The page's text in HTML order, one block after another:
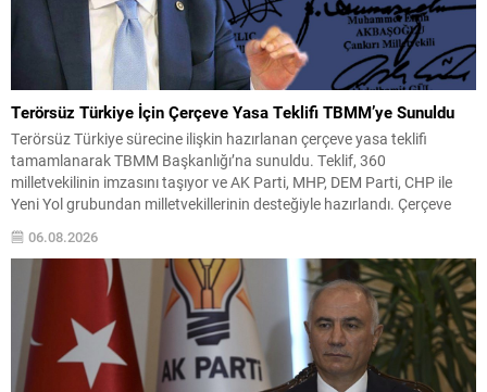
Terörsüz Türkiye İçin Çerçeve Yasa Teklifi TBMM’ye Sunuldu
Terörsüz Türkiye sürecine ilişkin hazırlanan çerçeve yasa teklifi
tamamlanarak TBMM Başkanlığı’na sunuldu. Teklif, 360
milletvekilinin imzasını taşıyor ve AK Parti, MHP, DEM Parti, CHP ile
Yeni Yol grubundan milletvekillerinin desteğiyle hazırlandı. Çerçeve
düzenleme kısa süre içinde Adalet Komisyonu’nda görüşülecek ve
Genel Kurul gündemine alınması bekleniyor. Teklifin TBMM’de ele
alınmasıyla süreçte...
06.08.2026